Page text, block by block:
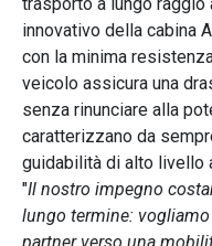
innovativo della cabina
con la minima
veicolo assicura una
senza rinunciare alla
caratterizzano da
guidabilità di alto livello
"Il nostro impegno
lungo termine: